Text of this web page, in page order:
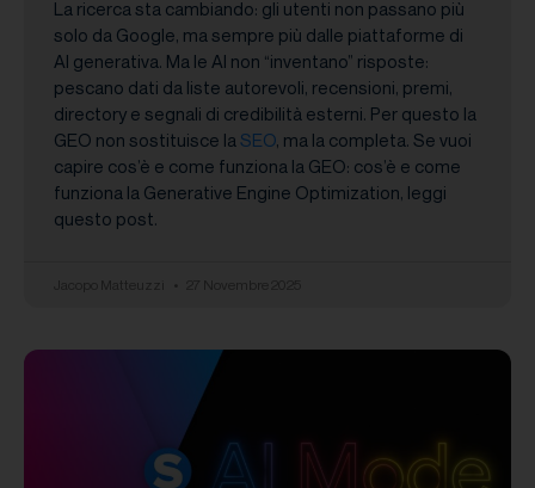
La ricerca sta cambiando: gli utenti non passano più
solo da Google, ma sempre più dalle piattaforme di
AI generativa. Ma le AI non “inventano” risposte:
pescano dati da liste autorevoli, recensioni, premi,
directory e segnali di credibilità esterni. Per questo la
GEO non sostituisce la SEO, ma la completa. Se vuoi
capire cos’è e come funziona la GEO: cos’è e come
funziona la Generative Engine Optimization, leggi
questo post.